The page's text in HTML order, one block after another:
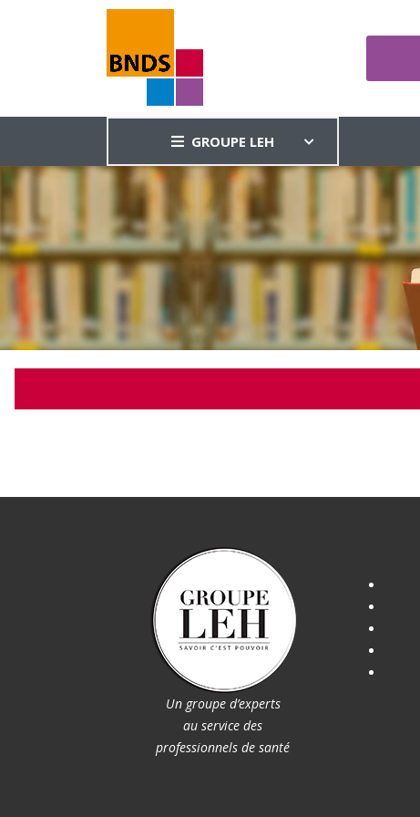
GROUPE LEH
Un groupe d’experts
au service des
professionnels de santé